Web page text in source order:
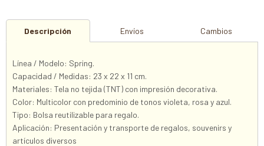
Descripción Envíos Cambios
Línea / Modelo: Spring.
Capacidad / Medidas: 23 x 22 x 11 cm.
Materiales: Tela no tejida (TNT) con impresión decorativa.
Color: Multicolor con predominio de tonos violeta, rosa y azul.
Tipo: Bolsa reutilizable para regalo.
Aplicación: Presentación y transporte de regalos, souvenirs y
artículos diversos